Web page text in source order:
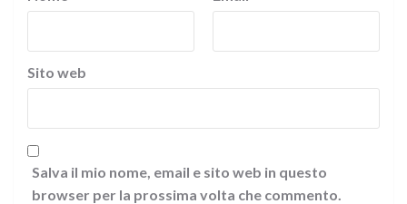
Sito web
Salva il mio nome, email e sito web in questo
browser per la prossima volta che commento.